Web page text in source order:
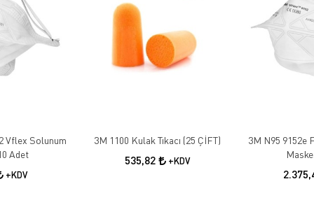
Vflex Solunum
Adet
+KDV
3M 1100 Kulak Tıkacı (25 ÇİFT)
535,82 +KDV
3M N95 9152e